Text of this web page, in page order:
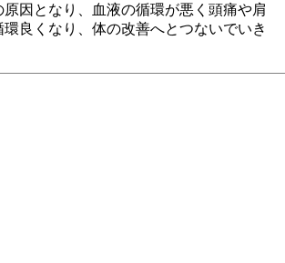
因となり、血液の循環が悪く頭痛や肩
良くなり、体の改善へとつないでいき